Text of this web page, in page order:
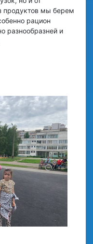
продуктов мы берем
рацион
разнообразней и